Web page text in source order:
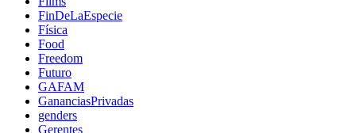
FinDeLaEspecie
Física
Food
Freedom
Futuro
GAFAM
GananciasPrivadas
genders
Gerentes